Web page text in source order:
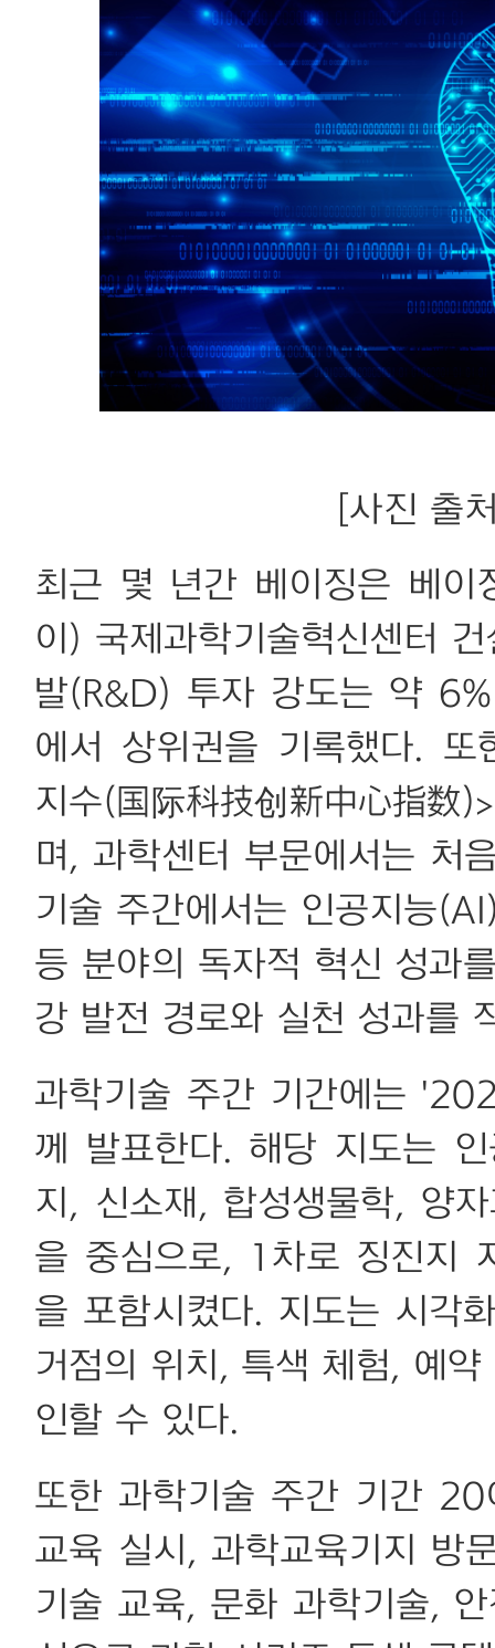
[사진 출
최근 몇 년간 베이징은 베이
이) 국제과학기술혁신센터
발(R&D) 투자 강도는 약
에서 상위권을 기록했다. 또
지수(国际科技创新中心指数
며, 과학센터 부문에서는 처
기술 주간에서는 인공지능
등 분야의 독자적 혁신 성과
강 발전 경로와 실천 성과를
과학기술 주간 기간에는
께 발표한다. 해당 지도는
지, 신소재, 합성생물학, 양
을 중심으로, 1차로 징진지
을 포함시켰다. 지도는 시각
거점의 위치, 특색 체험, 예
인할 수 있다.
또한 과학기술 주간 기간
교육 실시, 과학교육기지 방
기술 교육, 문화 과학기술,